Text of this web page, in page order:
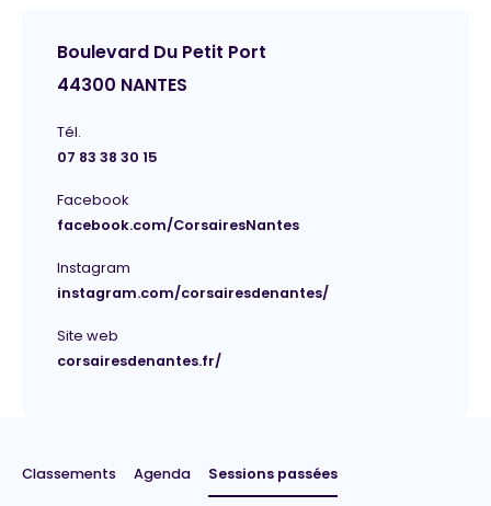
Boulevard Du Petit Port
44300 NANTES
Tél.
07 83 38 30 15
Facebook
facebook.com/CorsairesNantes
Instagram
instagram.com/corsairesdenantes/
Site web
corsairesdenantes.fr/
Classements Agenda Sessions passées